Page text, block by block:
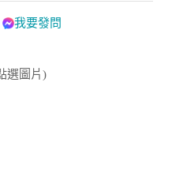
我要發問
選圖片)